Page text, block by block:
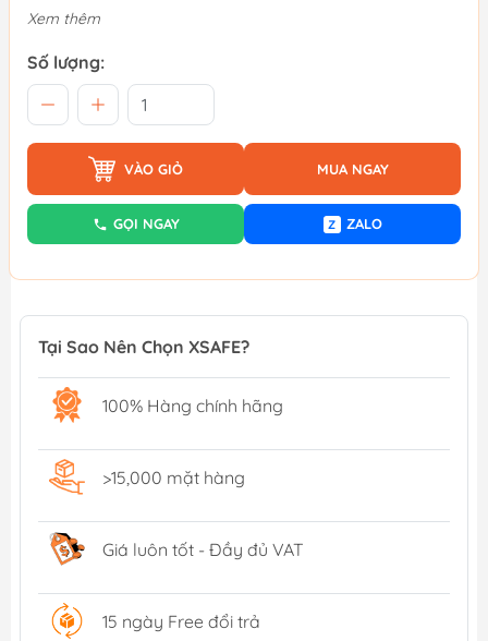
Xem thêm
Số lượng:
VÀO GIỎ MUA NGAY
GỌI NGAY Z ZALO
Tại Sao Nên Chọn XSAFE?
100% Hàng chính hãng
>15,000 mặt hàng
Giá luôn tốt - Đầy đủ VAT
15 ngày Free đổi trả